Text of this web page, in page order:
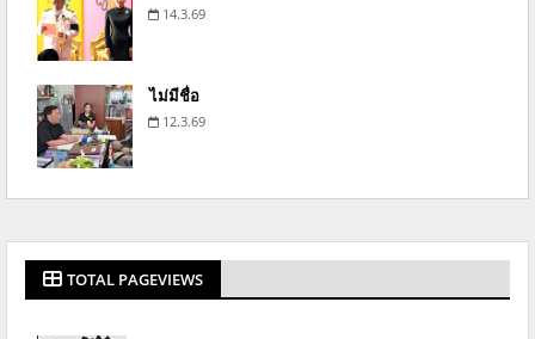
14.3.69
ไม่มีชื่อ
12.3.69
TOTAL PAGEVIEWS